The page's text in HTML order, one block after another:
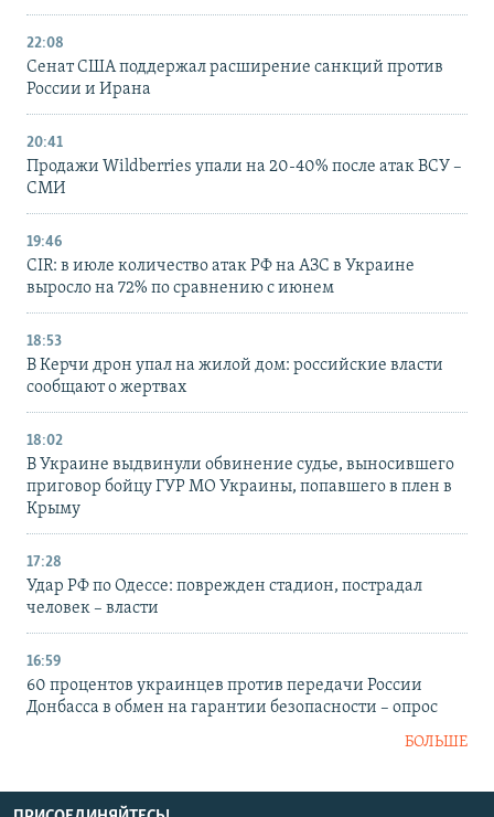
22:08
Сенат США поддержал расширение санкций против
России и Ирана
20:41
Продажи Wildberries упали на 20-40% после атак ВСУ –
СМИ
19:46
CIR: в июле количество атак РФ на АЗС в Украине
выросло на 72% по сравнению с июнем
18:53
В Керчи дрон упал на жилой дом: российские власти
сообщают о жертвах
18:02
В Украине выдвинули обвинение судье, выносившего
приговор бойцу ГУР МО Украины, попавшего в плен в
Крыму
17:28
Удар РФ по Одессе: поврежден стадион, пострадал
человек – власти
16:59
60 процентов украинцев против передачи России
Донбасса в обмен на гарантии безопасности – опрос
БОЛЬШЕ